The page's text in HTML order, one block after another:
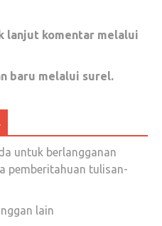
… YUK DISCO
Project alias
lanjut komentar melalui
baru melalui surel.
untuk berlangganan
pemberitahuan tulisan-
lain